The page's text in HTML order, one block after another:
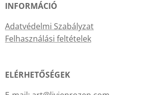
INFORMÁCIÓ
Adatvédelmi Szabályzat
Felhasználási feltételek
ELÉRHETŐSÉGEK